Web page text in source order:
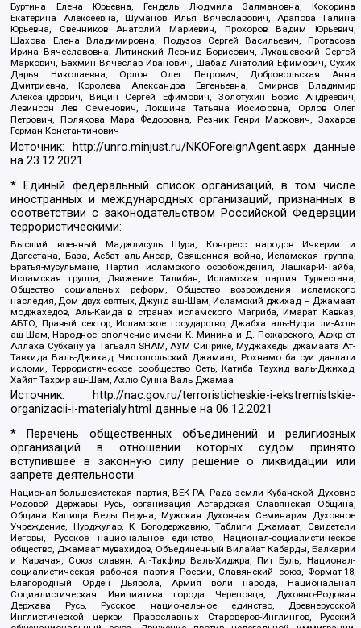
Буртина Елена Юрьевна, Гендель Людмила Залмановна, Кокорина
Екатерина Алексеевна, Шуманов Илья Вячеславович, Арапова Галина
Юрьевна, Свечников Анатолий Мариевич, Прохоров Вадим Юрьевич,
Шахова Елена Владимировна, Подузов Сергей Васильевич, Протасова
Ирина Вячеславовна, Литинский Леонид Борисович, Лукашевский Сергей
Маркович, Бахмин Вячеслав Иванович, Шабад Анатолий Ефимович, Сухих
Дарья Николаевна, Орлов Олег Петрович, Добровольская Анна
Дмитриевна, Королева Александра Евгеньевна, Смирнов Владимир
Александрович, Вицин Сергей Ефимович, Золотухин Борис Андреевич,
Левинсон Лев Семенович, Локшина Татьяна Иосифовна, Орлов Олег
Петрович, Полякова Мара Федоровна, Резник Генри Маркович, Захаров
Герман Константинович
Источник: http://unro.minjust.ru/NKOForeignAgent.aspxданные
на23.12.2021
* Единый федеральный список организаций, в том числе
иностранных и международных организаций, признанных в
соответствии с законодательством Российской Федерации
террористическими:
Высший военный Маджлисуль Шура, Конгресс народов Ичкерии и
Дагестана, База, Асбат аль-Ансар, Священная война, Исламская группа,
Братья-мусульмане, Партия исламского освобождения, Лашкар-И-Тайба,
Исламская группа, Движение Талибан, Исламская партия Туркестана,
Общество социальных реформ, Общество возрождения исламского
наследия, Дом двух святых, Джунд аш-Шам, Исламский джихад – Джамаат
моджахедов, Аль-Каида в странах исламского Магриба, Имарат Кавказ,
АБТО, Правый сектор, Исламское государство, Джабха аль-Нусра ли-Ахль
аш-Шам, Народное ополчение имени К. Минина и Д. Пожарского, Аджр от
Аллаха Субхану уа Тагьаля SHAM, АУМ Синрике, Муджахеды джамаата Ат-
Тавхида Валь-Джихад, Чистопольский Джамаат, Рохнамо ба суи давлати
исломи, Террористическое сообщество Сеть, Катиба Таухид валь-Джихад,
Хайят Тахрир аш-Шам, Ахлю Сунна Валь Джамаа
Источник:
http://nac.gov.ru/terroristicheskie-i-ekstremistskie-
organizacii-i-materialy.html данные на06.12.2021
* Перечень общественных объединений и религиозных
организаций в отношении которых судом принято
вступившее в законную силу решение о ликвидации или
запрете деятельности:
Национал-большевистская партия, ВЕК РА, Рада земли Кубанской Духовно
Родовой Державы Русь, организация Асгардская Славянская Община,
Община Капища Веды Перуна, Мужская Духовная Семинария Духовное
Учреждение, Нурджулар, К Богодержавию, Таблиги Джамаат, Свидетели
Иеговы, Русское национальное единство, Национал-социалистическое
общество, Джамаат мувахидов, Объединенный Вилайат Кабарды, Балкарии
и Карачая, Союз славян, Ат-Такфир Валь-Хиджра, Пит Буль, Национал-
социалистическая рабочая партия России, Славянский союз, Формат-18,
Благородный Орден Дьявола, Армия воли народа, Национальная
Социалистическая Инициатива города Череповца, Духовно-Родовая
Держава Русь, Русское национальное единство, Древнерусской
Инглистической церкви Православных Староверов-Инглингов, Русский